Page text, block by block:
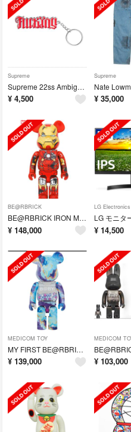
Supreme
Supreme 22ss Ambigram Keychain
¥ 4,500
Supreme
¥ 35,000
BE@RBRICK
BE@RBRICK IRON MAN MARK VII DAMAGE 1000％
¥ 148,000
LG Electronics
¥ 14,500
MEDICOM TOY
MY FIRST BE@RBRICK B@BY MARBLE 1000%
¥ 139,000
MEDICOM
¥ 103,000